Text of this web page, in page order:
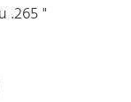
.265 "